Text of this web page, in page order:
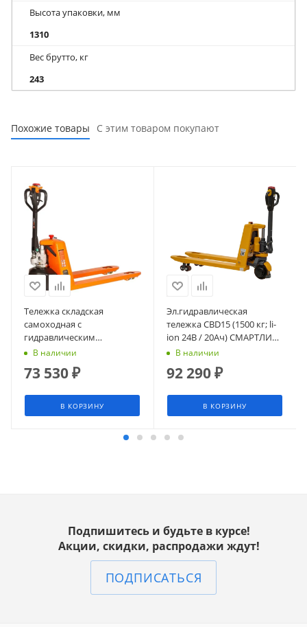
Высота упаковки, мм
1310
Вес брутто, кг
243
Похожие товары С этим товаром покупают
Тележка складская
самоходная c
гидравлическим
подъемом вил SIBLINE,
В наличии
73 530₽
В КОРЗИНУ
Эл.гидравлическая
тележка CBD15 (1500 кг; li-
ion 24В / 20Ач) СМАРТЛИФТ
(SMARTLIFT)
В наличии
92 290₽
В КОРЗИНУ
Подпишитесь и будьте в курсе!
Акции, скидки, распродажи ждут!
ПОДПИСАТЬСЯ